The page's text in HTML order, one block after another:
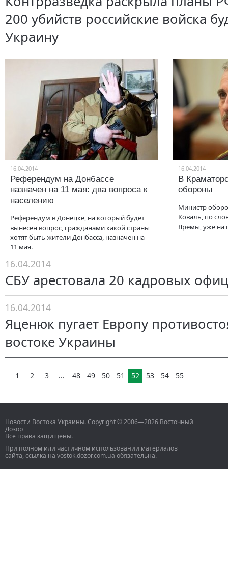
200 убийств российские войска
Украину
16.04.2014
Референдум на Донбассе
назначен на 11 мая: два вопроса к
населению
Референдум в Донецке, на который будет
вынесен вопрос, гражданами какой страны
хотят быть жители Донбасса, назначен на
11 мая.
16.04.2014
В
обороны
Министр
Коваль, по
Яремы, уже на
16.04.2014
СБУ арестовала 20 кадровых
16.04.2014
Яценюк пугает Европу
востоке Украины
1 2 3 ... 48 49 50 51 52 53 54 55
Новости Востока Украины. Copyright © 2006—2026 Восточный
Дозор
Все права защищены.
При полном или частичном использовании материалов
сайта, ссылка на vostok.dozor.com.ua обязательна.